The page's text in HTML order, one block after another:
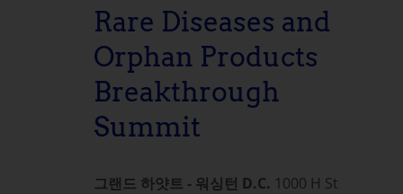
색
Rare Diseases and
Orphan Products
Breakthrough
Summit
그랜드 하얏트 - 워싱턴 D.C. 1000 H St